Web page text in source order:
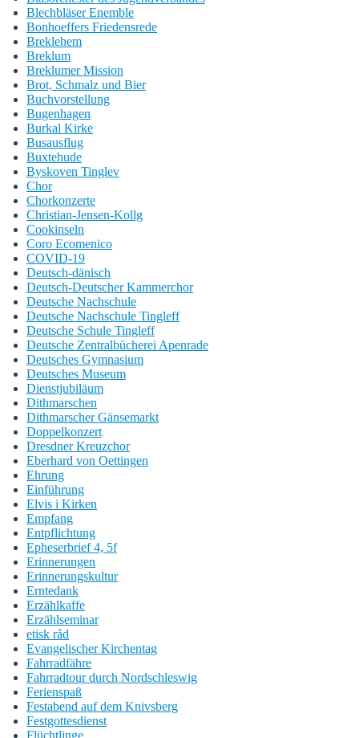
Blechbläser Enemble
Bonhoeffers Friedensrede
Breklehem
Breklum
Breklumer Mission
Brot, Schmalz und Bier
Buchvorstellung
Bugenhagen
Burkal Kirke
Busausflug
Buxtehude
Byskoven Tinglev
Chor
Chorkonzerte
Christian-Jensen-Kollg
Cookinseln
Coro Ecomenico
COVID-19
Deutsch-dänisch
Deutsch-Deutscher Kammerchor
Deutsche Nachschule
Deutsche Nachschule Tingleff
Deutsche Schule Tingleff
Deutsche Zentralbücherei Apenrade
Deutsches Gymnasium
Deutsches Museum
Dienstjubiläum
Dithmarschen
Dithmarscher Gänsemarkt
Doppelkonzert
Dresdner Kreuzchor
Eberhard von Oettingen
Ehrung
Einführung
Elvis i Kirken
Empfang
Entpflichtung
Epheserbrief 4, 5f
Erinnerungen
Erinnerungskultur
Erntedank
Erzählkaffe
Erzählseminar
etisk råd
Evangelischer Kirchentag
Fahrradfähre
Fahrradtour durch Nordschleswig
Ferienspaß
Festabend auf dem Knivsberg
Festgottesdienst
Flüchtlinge